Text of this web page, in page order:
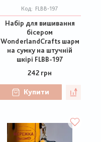
Код: FLBB-197
Набір для вишивання
бісером
WonderlandCrafts шарм
на сумку на штучній
шкірі FLBB-197
242 грн
Купити